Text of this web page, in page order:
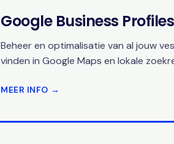
Google Business Profiles
Beheer en optimalisatie van al jouw
vinden in Google Maps en lokale
MEER INFO →